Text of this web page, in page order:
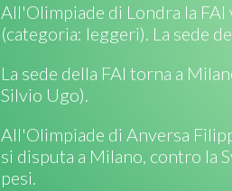
All'Olimpiade di Londra la
(categoria: leggeri). La sede
La sede della FAI torna a
Silvio Ugo).
All'Olimpiade di Anversa
si disputa a Milano, contro la
pesi.